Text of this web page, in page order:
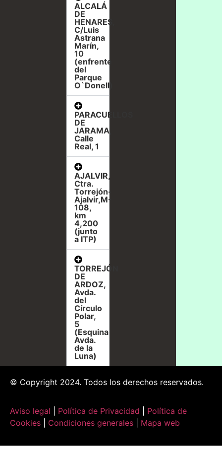
ALCALÁ
DE
HENARES,
C/Luis
Astrana
Marín,
10
(enfrente
del
Parque
O`Donell)
PARACUELLOS
DE
JARAMA,
Calle
Real, 1
AJALVIR,
Ctra.
Torrejón-
Ajalvir,M-
108,
km
4,200
(junto
a ITP)
TORREJÓN
DE
ARDOZ,
Avda.
del
Círculo
Polar,
5
(Esquina
Avda.
de la
Luna)
© Copyright 2024. Todos los derechos reservados.
Aviso legal Política de Privacidad
Política de
Cookies
Condiciones generales Mapa web